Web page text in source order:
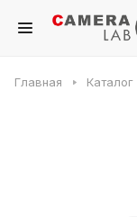
Главная Каталог